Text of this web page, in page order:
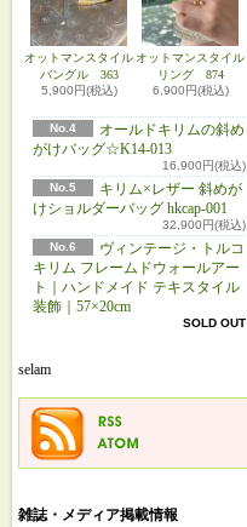
オットマンスタイル
バングル 363
5,900円(税込)
オットマンスタイル
リング 874
6,900円(税込)
No.4
オールドキリムの斜め
がけバッグ☆K14-013
16,900円(税込)
No.5
キリム×レザー 斜めが
けショルダーバッグ hkcap-001
32,900円(税込)
No.6
ヴィンテージ・トルコ
キリム フレームドウォールアー
ト｜ハンドメイド テキスタイル
装飾｜57×20cm
SOLD OUT
selam
雑誌・メディア掲載情報